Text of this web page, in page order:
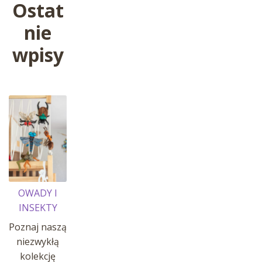
Ostat
nie
wpisy
OWADY I
INSEKTY
Poznaj naszą
niezwykłą
kolekcję